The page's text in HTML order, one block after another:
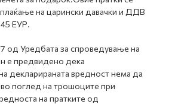
на царински давачки и ДДВ
ЕУР.
од Уредбата за спроведување на
е предвидено дека
декларираната вредност нема да
поглед на трошоците при
на пратките од